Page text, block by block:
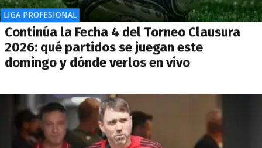
LIGA PROFESIONAL
Continúa la Fecha 4 del Torneo Clausura
2026: qué partidos se juegan este
domingo y dónde verlos en vivo